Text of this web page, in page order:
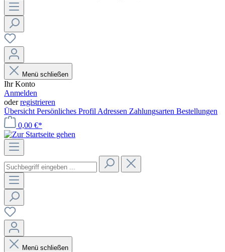
Menü schließen
Ihr Konto
Anmelden
oderregistrieren
Übersicht Persönliches Profil Adressen Zahlungsarten Bestellungen
0,00 €*
Menü schließen